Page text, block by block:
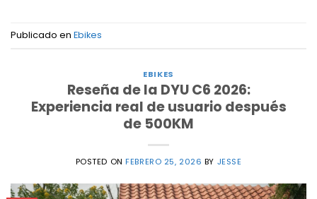
Publicado en Ebikes
EBIKES
Reseña de la DYU C6 2026:
Experiencia real de usuario después
de 500KM
POSTED ONFEBRERO 25, 2026 BY JESSE